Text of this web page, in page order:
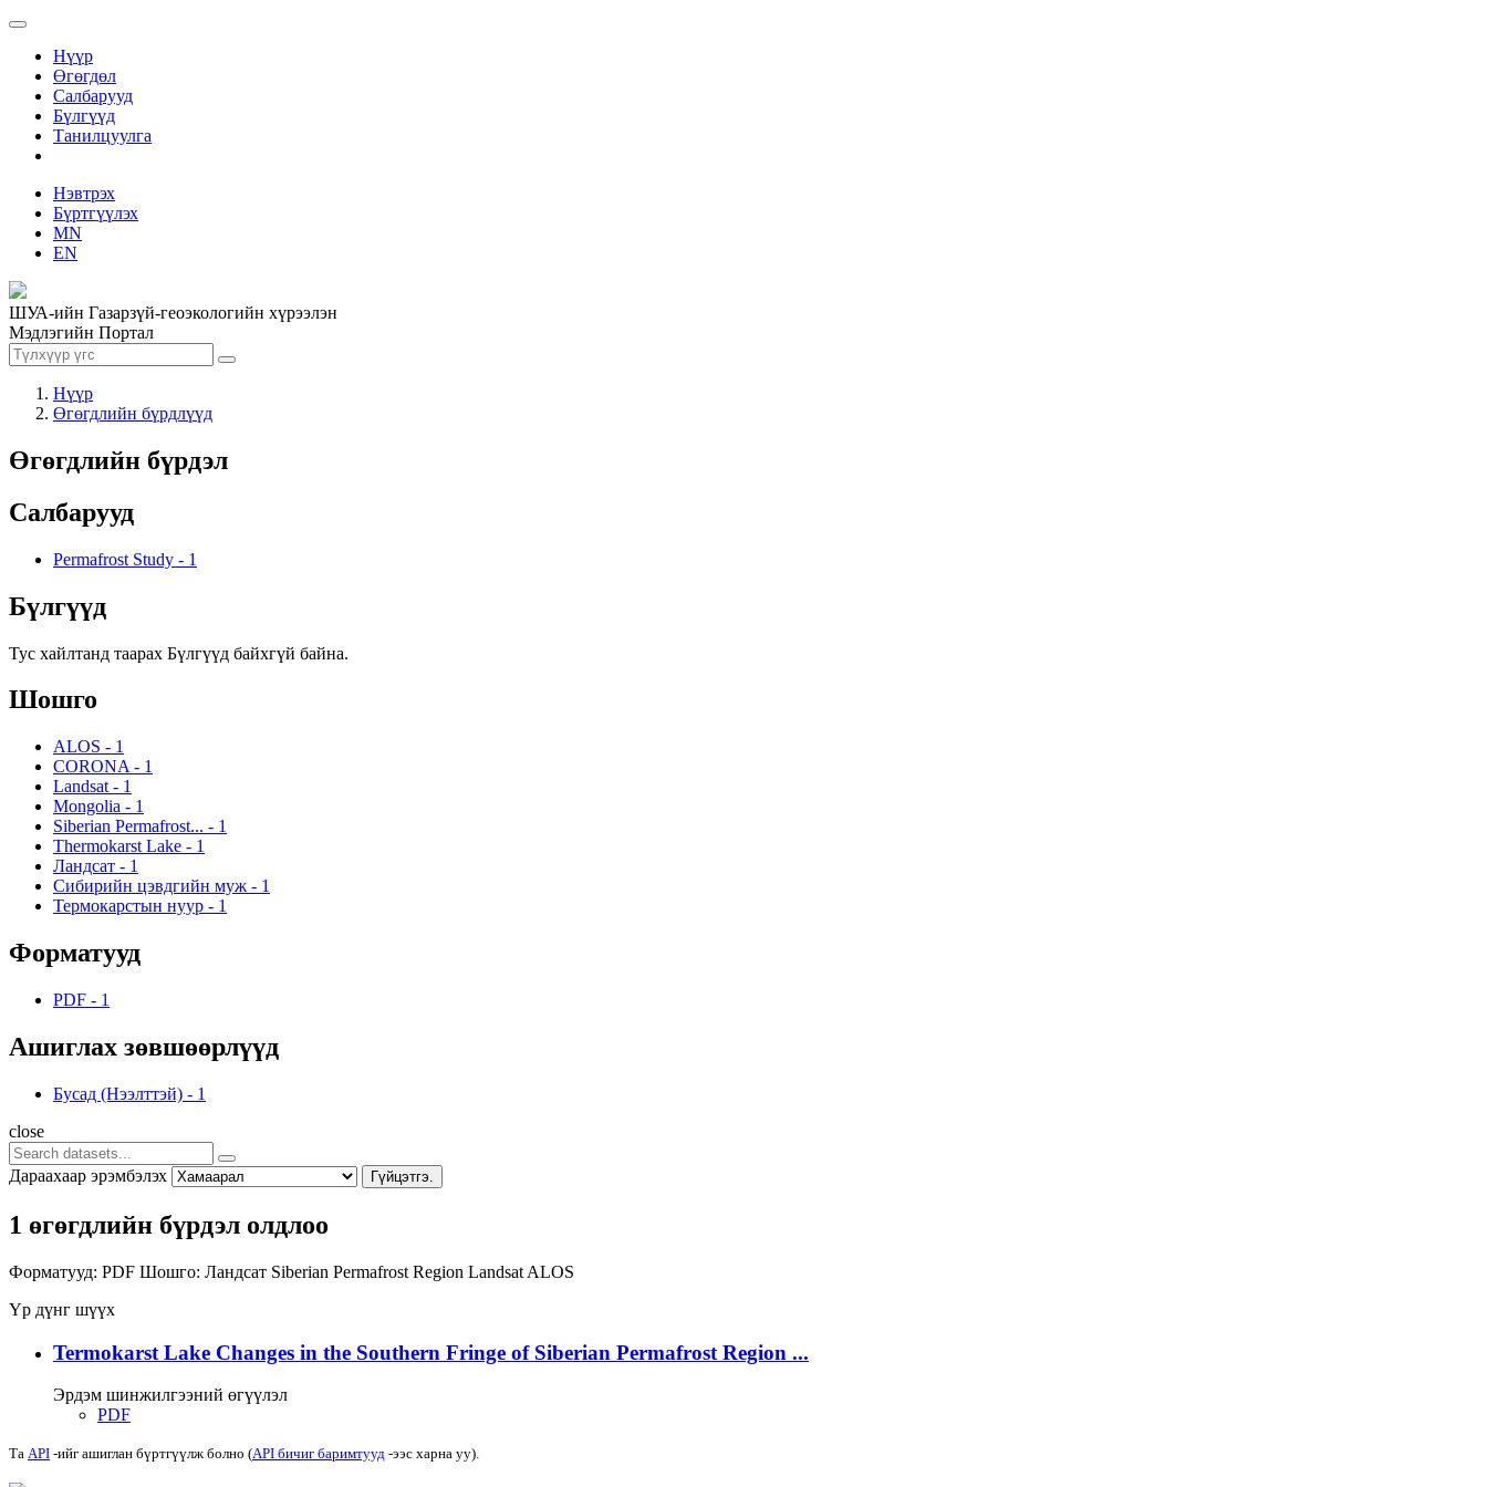
Нүүр
Өгөгдөл
Салбарууд
Бүлгүүд
Танилцуулга
Нэвтрэх
Бүртгүүлэх
MN
EN
ШУА-ийн Газарзүй-геоэкологийн хүрээлэн
Мэдлэгийн Портал
Нүүр
Өгөгдлийн бүрдлүүд
Өгөгдлийн бүрдэл
Салбарууд
Permafrost Study - 1
Бүлгүүд
Тус хайлтанд таарах Бүлгүүд байхгүй байна.
Шошго
ALOS - 1
CORONA - 1
Landsat - 1
Mongolia - 1
Siberian Permafrost... - 1
Thermokarst Lake - 1
Ландсат - 1
Сибирийн цэвдгийн муж - 1
Термокарстын нуур - 1
Форматууд
PDF - 1
Ашиглах зөвшөөрлүүд
Бусад (Нээлттэй) - 1
close
Дараахаар эрэмбэлэх Гүйцэтгэ.
1 өгөгдлийн бүрдэл олдлоо
Форматууд: PDF Шошго: Ландсат Siberian Permafrost Region Landsat ALOS
Үр дүнг шүүх
Termokarst Lake Changes in the Southern Fringe of Siberian Permafrost Region ...
Эрдэм шинжилгээний өгүүлэл
PDF
Та API -ийг ашиглан бүртгүүлж болно (API бичиг баримтууд -ээс харна уу).